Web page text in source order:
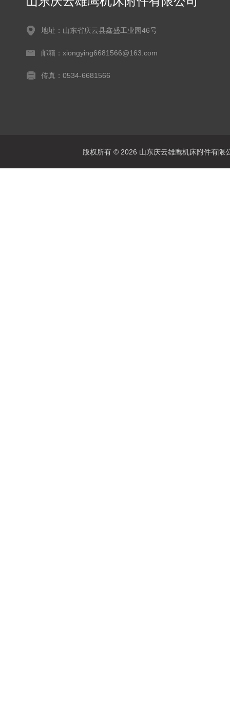
地址：山东省庆云县鑫盛工业园46号
邮箱：xiongying6681566@163.com
传真：0534-6681566
版权所有 © 2026 山东庆云雄鹰机床附件有